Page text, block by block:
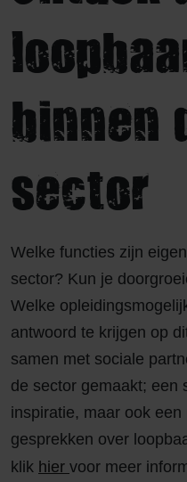
binnen
sector
Welke functies zijn
sector? Kun je
Welke
antwoord te krijgen op
samen met sociale
de sector gemaakt; een
inspiratie, maar ook
gesprekken over
klik hier voor meer